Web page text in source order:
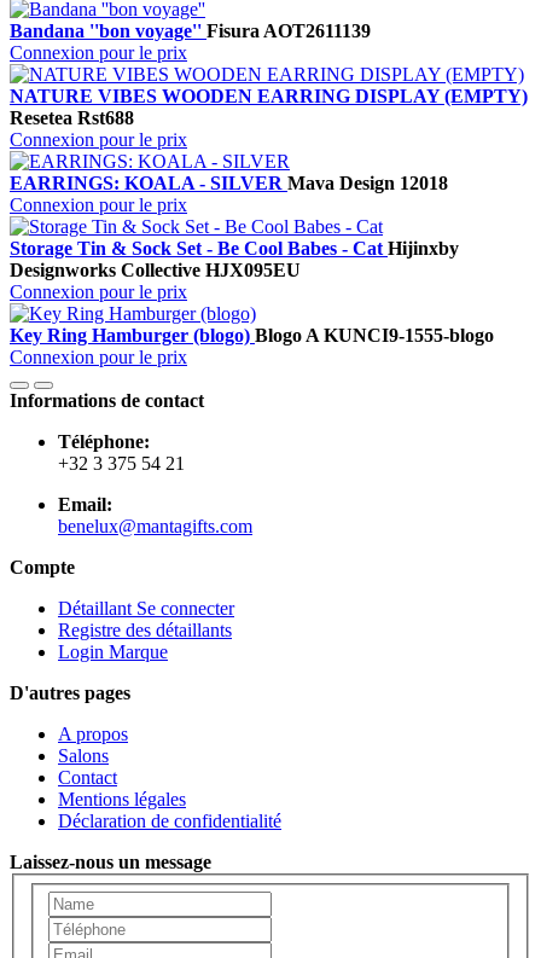
Bandana ''bon voyage'' Fisura AOT2611139
Connexion pour le prix
NATURE VIBES WOODEN EARRING DISPLAY (EMPTY)
Resetea Rst688
Connexion pour le prix
EARRINGS: KOALA - SILVER Mava Design 12018
Connexion pour le prix
Storage Tin & Sock Set - Be Cool Babes - Cat Hijinxby
Designworks Collective HJX095EU
Connexion pour le prix
Key Ring Hamburger (blogo) Blogo A KUNCI9-1555-blogo
Connexion pour le prix
Informations de contact
Téléphone:
+32 3 375 54 21
Email:
benelux@mantagifts.com
Compte
Détaillant Se connecter
Registre des détaillants
Login Marque
D'autres pages
A propos
Salons
Contact
Mentions légales
Déclaration de confidentialité
Laissez-nous un message